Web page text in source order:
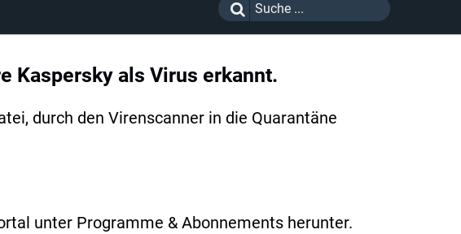
Kaspersky als Virus erkannt.
durch den Virenscanner in die Quarantäne
unter Programme & Abonnements herunter.